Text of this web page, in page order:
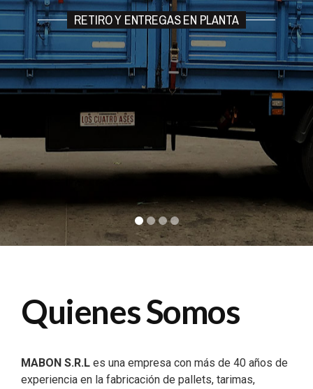
RETIRO Y ENTREGAS EN PLANTA
Quienes Somos
MABON S.R.L es una empresa con más de 40 años de
experiencia en la fabricación de pallets, tarimas,